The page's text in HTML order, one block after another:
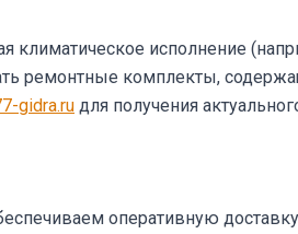
климатическое исполнение
ремонтные комплекты,
gidra.ru для получения
оперативную доставку